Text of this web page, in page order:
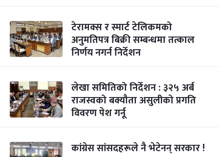
टेरामक्स र स्मार्ट टेलिकमको
अनुमतिपत्र बिक्री सम्बन्धमा तत्काल
निर्णय नगर्न निर्देशन
लेखा समितिको निर्देशन : ३२५ अर्ब
राजस्वको बक्यौता असुलीको प्रगति
विवरण पेश गर्नू
कांग्रेस सांसदहरूले नै भेटेनन् सरकार !